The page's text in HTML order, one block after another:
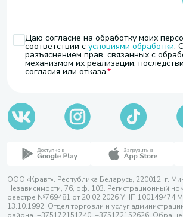
Даю согласие на обработку моих
соответствии с условиями обработки.
разъяснением прав, связанных с
механизмом их реализации,
согласия или отказа.
ООО «Кравт». Республика Беларусь, 220012, г.
Независимости, 76, оф. 103. Регистрационный
реестре №769481 от 20.02.2026 УНП 100149474
13.10.1992. Отдел торговли и услуг